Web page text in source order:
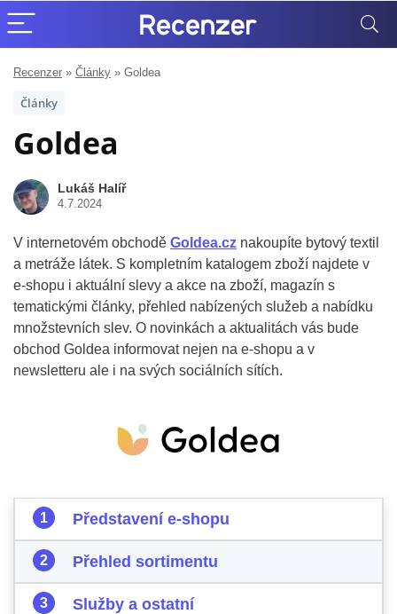
Recenzer » Články » Goldea
Články
Goldea
Lukáš Halíř
4.7.2024
V internetovém obchodě Goldea.cz nakoupíte bytový textil
a metráže látek. S kompletním katalogem zboží najdete v
e-shopu i aktuální slevy a akce na zboží, magazín s
tematickými články, přehled nabízených služeb a nabídku
množstevních slev. O novinkách a aktualitách vás bude
obchod Goldea informovat nejen na e-shopu a v
newsletteru ale i na svých sociálních sítích.
Představení e-shopu
Přehled sortimentu
Služby a ostatní